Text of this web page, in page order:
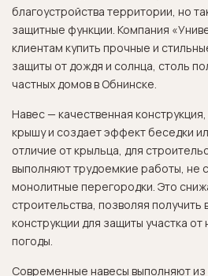
благоустройства территории, но
защитные функции. Компания
клиентам купить прочные и
защиты от дождя и солнца, столь
частных домов в Обнинске.
Навес — качественная
крышу и создает эффект беседки
отличие от крыльца, для
выполняют трудоемкие работы, не
монолитные перегородки. Это
строительства, позволяя получить
конструкции для защиты участка
погоды.
Современные навесы выполняют